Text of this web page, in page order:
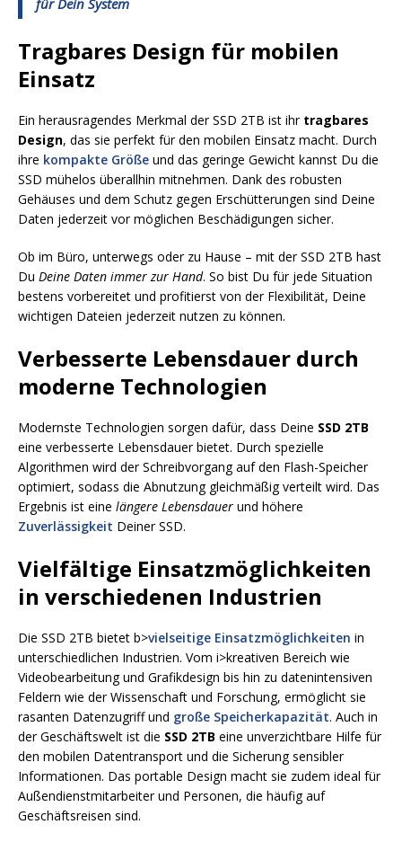
für Dein System
Tragbares Design für mobilen
Einsatz
Ein herausragendes Merkmal der SSD 2TB ist ihr tragbares
Design, das sie perfekt für den mobilen Einsatz macht. Durch
ihre kompakte Größe und das geringe Gewicht kannst Du die
SSD mühelos überallhin mitnehmen. Dank des robusten
Gehäuses und dem Schutz gegen Erschütterungen sind Deine
Daten jederzeit vor möglichen Beschädigungen sicher.
Ob im Büro, unterwegs oder zu Hause – mit der SSD 2TB hast
Du Deine Daten immer zur Hand. So bist Du für jede Situation
bestens vorbereitet und profitierst von der Flexibilität, Deine
wichtigen Dateien jederzeit nutzen zu können.
Verbesserte Lebensdauer durch
moderne Technologien
Modernste Technologien sorgen dafür, dass Deine SSD 2TB
eine verbesserte Lebensdauer bietet. Durch spezielle
Algorithmen wird der Schreibvorgang auf den Flash-Speicher
optimiert, sodass die Abnutzung gleichmäßig verteilt wird. Das
Ergebnis ist eine längere Lebensdauer und höhere
Zuverlässigkeit Deiner SSD.
Vielfältige Einsatzmöglichkeiten
in verschiedenen Industrien
Die SSD 2TB bietet b>vielseitige Einsatzmöglichkeiten in
unterschiedlichen Industrien. Vom i>kreativen Bereich wie
Videobearbeitung und Grafikdesign bis hin zu datenintensiven
Feldern wie der Wissenschaft und Forschung, ermöglicht sie
rasanten Datenzugriff und große Speicherkapazität. Auch in
der Geschäftswelt ist die SSD 2TB eine unverzichtbare Hilfe für
den mobilen Datentransport und die Sicherung sensibler
Informationen. Das portable Design macht sie zudem ideal für
Außendienstmitarbeiter und Personen, die häufig auf
Geschäftsreisen sind.